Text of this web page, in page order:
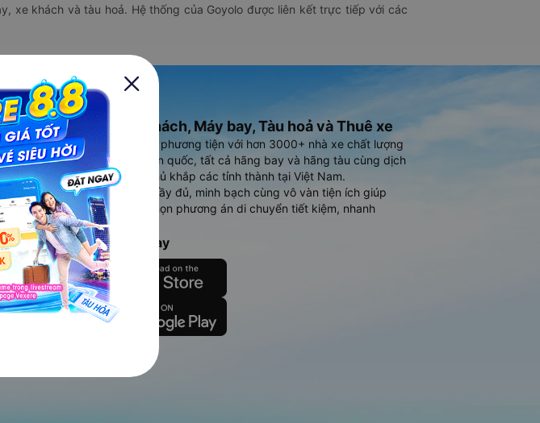
xe khách và tàu hoả. Hệ thống của Goyolo được liên kết trực tiếp với các
Ứng dụng đặt vé Xe khách, Máy bay, Tàu hoả và Thuê xe
Vexere - ứng dụng đặt vé đa phương tiện với hơn 3000+ nhà xe chất lượng
cao, 5000+ tuyến đường toàn quốc, tất cả hãng bay và hãng tàu cùng dịch
vụ thuê xe máy, xe du lịch phủ khắp các tỉnh thành tại Việt Nam.
Ứng dụng hiển thị thông tin đầy đủ, minh bạch cùng vô vàn tiện ích giúp
người dùng so sánh và lựa chọn phương án di chuyển tiết kiệm, nhanh
chóng và phù hợp nhất.
Tải ứng dụng Vexere ngay